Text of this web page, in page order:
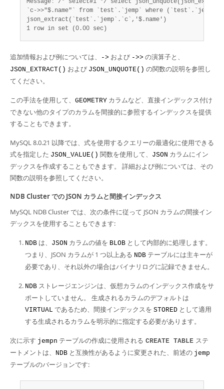
Message : /* select#1 */ select
`c->>"$.name"` from `test`.`jemp` where
1 row in set (0.00 sec)
追加情報および例については、 -> および ->> の演算子と、
JSON_EXTRACT() および JSON_UNQUOTE() の関数の説明を参照し
てください。
この手法を使用して、 GEOMETRY カラムなど、直接インデックス付け
できない他のタイプのカラムを間接的に参照するインデックスを提供
することもできます。
MySQL 8.0.21 以降では、式を使用するクエリーの最適化に使用できる
式を指定した JSON_VALUE() 関数を使用して、 JSON カラムにイン
デックスを作成することもできます。 詳細および例については、その
関数の説明を参照してください。
NDB Cluster での JSON カラムと間接インデックス
MySQL NDB Cluster では、次の条件に従って JSON カラムの間接イン
デックスを使用することもできます:
NDB は、 JSON カラムの値を BLOB として内部的に処理します。
つまり、JSON カラムが 1 つ以上ある NDB テーブルには主キーが
必要であり、それ以外の場合はバイナリログに記録できません。
NDB ストレージエンジンは、仮想カラムのインデックス作成をサ
ポートしていません。 生成されるカラムのデフォルトは
VIRTUAL であるため、間接インデックスを STORED として適用
する生成されるカラムを明示的に指定する必要があります。
次に示す jempn テーブルの作成に使用される CREATE TABLE ステ
ートメントは、
NDB と互換性があるように変更された、前述の jemp
テーブルのバージョンです: